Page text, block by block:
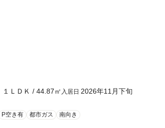
１ＬＤＫ / 44.87㎡ 入居日 2026年11月下旬
P空き有 都市ガス 南向き